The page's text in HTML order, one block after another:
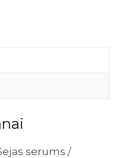
serums /